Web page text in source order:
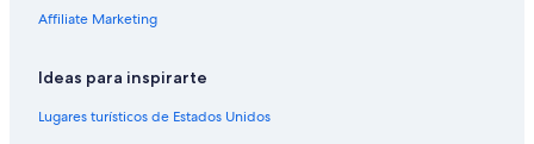
Apartamentos en Aurora
Hostales en Aurora
Hoteles de Best Western en Aurora
Affiliate Marketing
Ideas para inspirarte
Lugares turísticos de Estados Unidos